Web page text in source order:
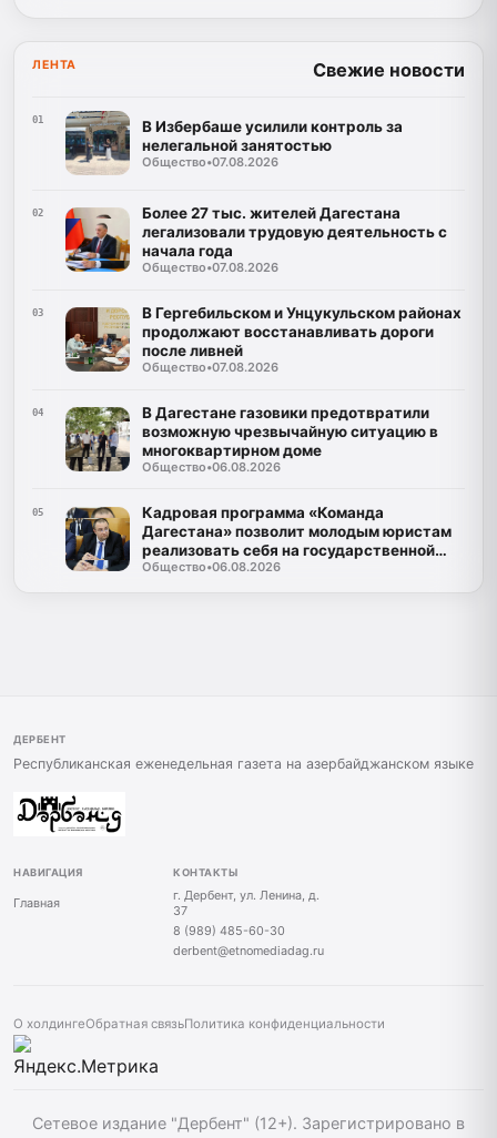
ЛЕНТА Свежие новости
01
В Избербаше усилили контроль за
нелегальной занятостью
Общество•07.08.2026
02
Более 27 тыс. жителей Дагестана
легализовали трудовую деятельность с
начала года
Общество•07.08.2026
03
В Гергебильском и Унцукульском районах
продолжают восстанавливать дороги
после ливней
Общество•07.08.2026
04
В Дагестане газовики предотвратили
возможную чрезвычайную ситуацию в
многоквартирном доме
Общество•06.08.2026
05
Кадровая программа «Команда
Дагестана» позволит молодым юристам
реализовать себя на государственной
службе
Общество•06.08.2026
ДЕРБЕНТ
Республиканская еженедельная газета на азербайджанском языке
НАВИГАЦИЯ
Главная
КОНТАКТЫ
г. Дербент, ул. Ленина, д.
37
8 (989) 485-60-30
derbent@etnomediadag.ru
О холдингеОбратная связьПолитика конфиденциальности
Сетевое издание "Дербент" (12+). Зарегистрировано в